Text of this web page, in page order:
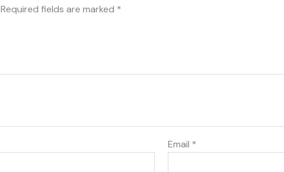
Required fields are marked *
Email *